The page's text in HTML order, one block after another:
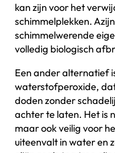
kan zijn voor het
schimmelplekken.
schimmelwerende
volledig biologisch
Een ander alternatief
waterstofperoxide,
doden zonder
achter te laten. Het is
maar ook veilig voor
uiteenvalt in water en